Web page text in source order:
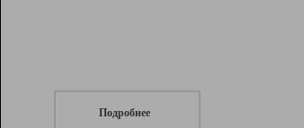
Подробнее